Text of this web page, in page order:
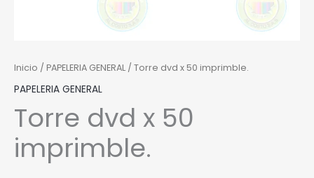
Inicio / PAPELERIA GENERAL / Torre dvd x 50 imprimble.
PAPELERIA GENERAL
Torre dvd x 50
imprimble.